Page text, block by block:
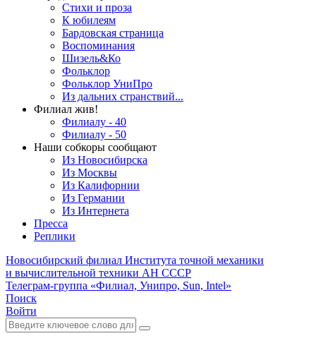
Стихи и проза
К юбилеям
Бардовская страница
Воспоминания
Шизель&Ко
Фольклор
Фольклор УниПро
Из дальних странствий...
Филиал жив!
Филиалу - 40
Филиалу - 50
Наши собкоры сообщают
Из Новосибирска
Из Москвы
Из Калифорнии
Из Германии
Из Интернета
Пресса
Реплики
Новосибирский филиал Института точной механики
и вычислительной техники АН СССР
Телеграм-группа «Филиал, Унипро, Sun, Intel»
Поиск
Войти